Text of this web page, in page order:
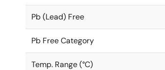
Pb (Lead) Free
Pb Free Category
Temp. Range (°C)